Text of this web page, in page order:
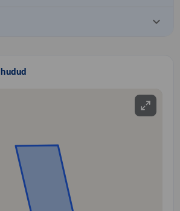
keyboard_arrow_down